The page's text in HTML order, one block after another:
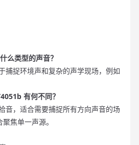
么类型的声音？
捕捉环境声和复杂的声学现场，例如
有何不同？
音，适合需要捕捉所有方向声音的场
焦单一声源。